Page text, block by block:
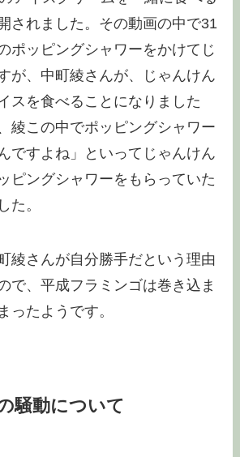
されました。その動画の中で31
ポッピングシャワーをかけてじ
が、中町綾さんが、じゃんけん
スを食べることになりました
綾この中でポッピングシャワー
ですよね」といってじゃんけん
ピングシャワーをもらっていた
た。
綾さんが自分勝手だという理由
で、平成フラミンゴは巻き込ま
ったようです。
騒動について